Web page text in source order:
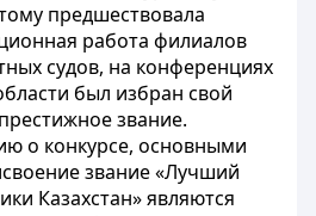
предшествовала
работа филиалов
судов, на конференциях
был избран свой
звание.
о конкурсе, основными
звание «Лучший
Казахстан» являются